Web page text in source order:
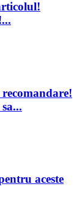
aceste